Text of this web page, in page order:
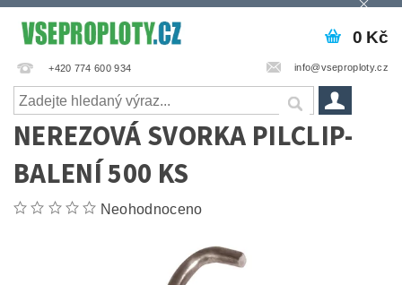
+420 774 600 934 info@vseproploty.cz
0 Kč
NEREZOVÁ SVORKA PILCLIP-
BALENÍ 500 KS
Neohodnoceno